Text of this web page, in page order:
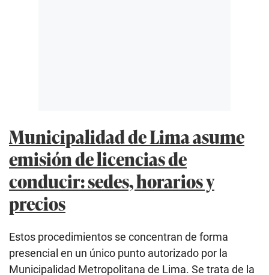
Municipalidad de Lima asume
emisión de licencias de
conducir: sedes, horarios y
precios
Estos procedimientos se concentran de forma
presencial en un único punto autorizado por la
Municipalidad Metropolitana de Lima. Se trata de la